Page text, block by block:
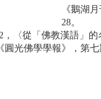
《鵝湖
28。
，〈從「佛教漢語」
圓光佛學學報》，第七